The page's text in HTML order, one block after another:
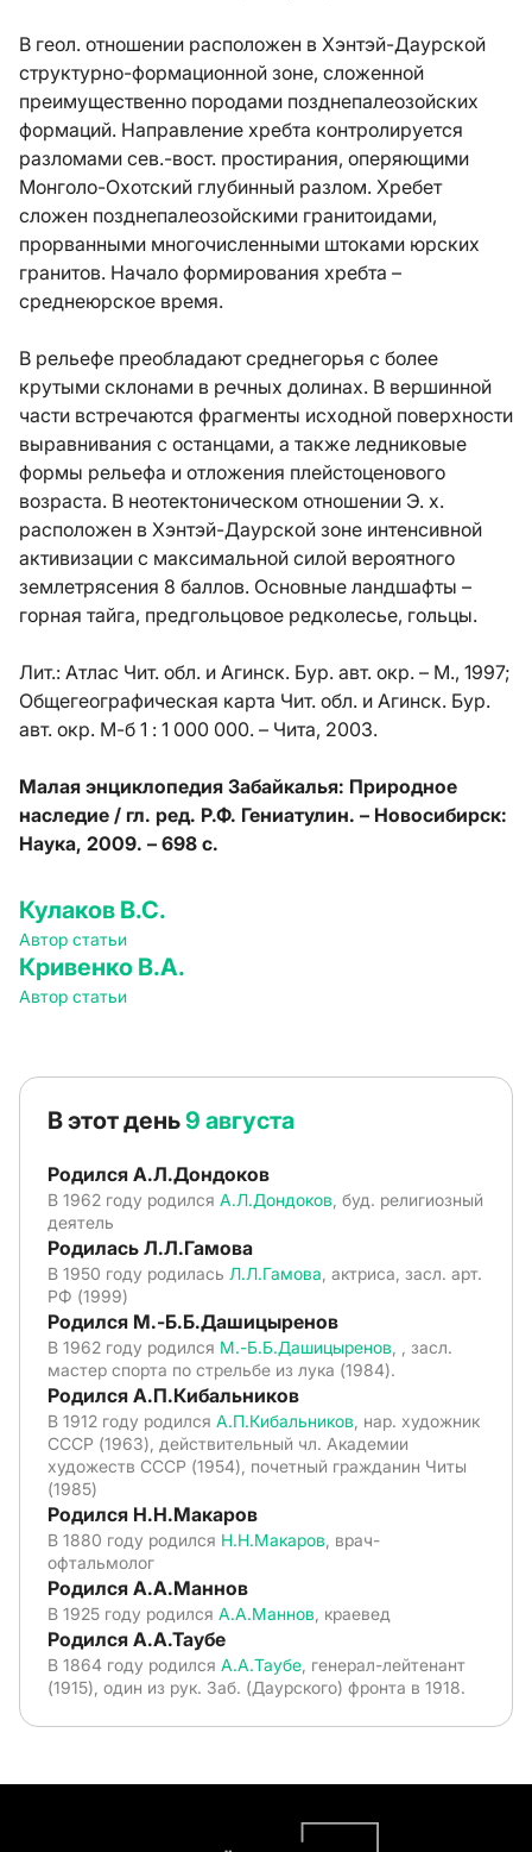
В геол. отношении расположен в Хэнтэй-Даурской
структурно-формационной зоне, сложенной
преимущественно породами позднепалеозойских
формаций. Направление хребта контролируется
разломами сев.-вост. простирания, оперяющими
Монголо-Охотский глубинный разлом. Хребет
сложен позднепалеозойскими гранитоидами,
прорванными многочисленными штоками юрских
гранитов. Начало формирования хребта –
среднеюрское время.
В рельефе преобладают среднегорья с более
крутыми склонами в речных долинах. В вершинной
части встречаются фрагменты исходной поверхности
выравнивания с останцами, а также ледниковые
формы рельефа и отложения плейстоценового
возраста. В неотектоническом отношении Э. х.
расположен в Хэнтэй-Даурской зоне интенсивной
активизации с максимальной силой вероятного
землетрясения 8 баллов. Основные ландшафты –
горная тайга, предгольцовое редколесье, гольцы.
Лит.: Атлас Чит. обл. и Агинск. Бур. авт. окр. – М., 1997;
Общегеографическая карта Чит. обл. и Агинск. Бур.
авт. окр. М-б 1 : 1 000 000. – Чита, 2003.
Малая энциклопедия Забайкалья: Природное
наследие / гл. ред. Р.Ф. Гениатулин. – Новосибирск:
Наука, 2009. – 698 с.
Кулаков В.С.
Автор статьи
Кривенко В.А.
Автор статьи
В этот день9 августа
Родился А.Л.Дондоков
В 1962 году родился А.Л.Дондоков , буд. религиозный
деятель
Родилась Л.Л.Гамова
В 1950 году родилась Л.Л.Гамова , актриса, засл. арт.
РФ (1999)
Родился М.-Б.Б.Дашицыренов
В 1962 году родился М.-Б.Б.Дашицыренов , , засл.
мастер спорта по стрельбе из лука (1984).
Родился А.П.Кибальников
В 1912 году родился А.П.Кибальников , нар. художник
СССР (1963), действительный чл. Академии
художеств СССР (1954), почетный гражданин Читы
(1985)
Родился Н.Н.Макаров
В 1880 году родился Н.Н.Макаров , врач-
офтальмолог
Родился А.А.Маннов
В 1925 году родился А.А.Маннов , краевед
Родился А.А.Таубе
В 1864 году родился А.А.Таубе , генерал-лейтенант
(1915), один из рук. Заб. (Даурского) фронта в 1918.